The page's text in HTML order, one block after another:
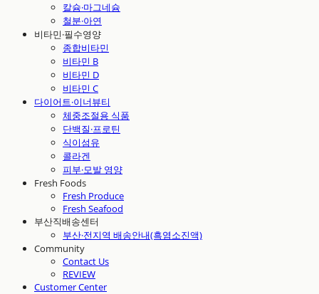
칼슘·마그네슘
철분·아연
비타민·필수영양
종합비타민
비타민 B
비타민 D
비타민 C
다이어트·이너뷰티
체중조절용 식품
단백질·프로틴
식이섬유
콜라겐
피부·모발 영양
Fresh Foods
Fresh Produce
Fresh Seafood
부산직배송센터
부산·전지역 배송안내(흑염소진액)
Community
Contact Us
REVIEW
Customer Center